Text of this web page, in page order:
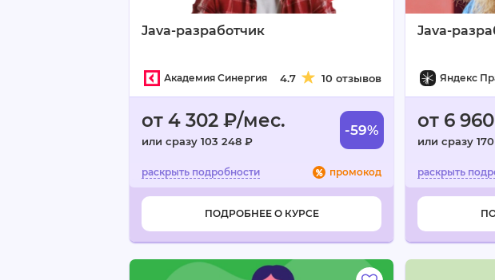
Java-разработчик
Академия Синергия 4.7 10 отзывов
от 4 302 ₽/мес.
или сразу 103 248 ₽
-59%
промокод
ПОДРОБНЕЕ О КУРСЕ
Java-
Яндекс
от 6
или сразу